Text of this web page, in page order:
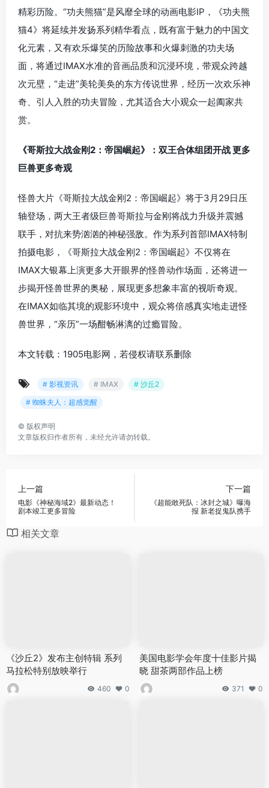
精彩历险。“功夫熊猫”是风靡全球的动画电影IP，《功夫熊
猫4》将延续并发扬系列精华看点，既有富于魅力的中国文
化元素，又有欢乐爆笑的历险故事和火爆刺激的功夫场
面，将通过IMAX水准的音画品质和沉浸环境，带观众跨越
次元壁，“走进”美轮美奂的东方传说世界，经历一次欢乐神
奇、引人入胜的功夫冒险，尤其适合大小观众一起阖家共
赏。
《哥斯拉大战金刚2：帝国崛起》：双王合体组团开战 更多
巨兽更多奇观
怪兽大片《哥斯拉大战金刚2：帝国崛起》将于3月29日压
轴登场，两大王者级巨兽哥斯拉与金刚将战力升级并震撼
联手，对抗来势汹汹的神秘强敌。作为系列首部IMAX特制
拍摄电影，《哥斯拉大战金刚2：帝国崛起》不仅将在
IMAX大银幕上演更多大开眼界的怪兽动作场面，还将进一
步揭开怪兽世界的奥秘，展现更多想象丰富的视听奇观。
在IMAX如临其境的观影环境中，观众将倍感真实地走进怪
兽世界，“亲历”一场酣畅淋漓的过瘾冒险。
本文转载：1905电影网，若侵权请联系删除
# 影视资讯 # IMAX
# 沙丘2
# 蜘蛛夫人：超感觉醒
© 版权声明
文章版权归作者所有，未经允许请勿转载。
上一篇
电影《神秘海域2》最新动态！
剧本竣工更多冒险
下一篇
《超能敢死队：冰封之城》曝海
报 新老捉鬼队携手
相关文章
《沙丘2》发布主创特辑 系列
马拉松特别放映举行
460 0
美国电影学会年度十佳影片揭
晓 甜茶两部作品上榜
371 0